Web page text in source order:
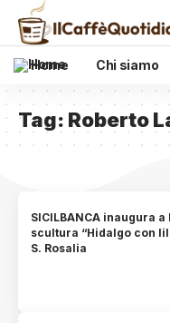
Home Chi siamo
Tag: Roberto
SICILBANCA inaugura
scultura “Hidalgo con
S. Rosalia